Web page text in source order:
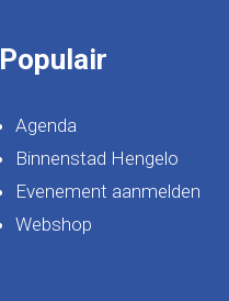
Populair
Agenda
Binnenstad Hengelo
Evenement aanmelden
Webshop